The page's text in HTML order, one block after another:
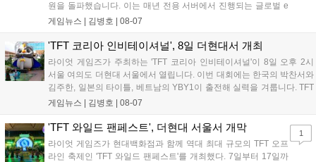
원을 돌파했습니다. 이는 매년 전용 서버에서 진행되는 글로벌 e
스포츠 대회 FWC의 영향이 큽니다. FWC는 이용자가 동일한 조
은 전년 대비 매출과 이용자 지표가 대폭 상승하는 성과를 냈습니
다. 오는 10월 필리핀 마닐라에서 총상금 11만 달러 규모의 제4회
FWC 그랜드 파이널이 개최될 예정이며, 위메이드커넥트는 이를
통해 커뮤니티 중심의 장기 성장 모델을 지속할 방침입니다....
게임뉴스 | 김병호 08-07
'TFT 코리아 인비테이셔널', 8일 더현대서 개최
라이엇 게임즈가 주최하는 'TFT 코리아 인비테이셔널'이 8일 오후 2시
서울 여의도 더현대 서울에서 열립니다. 이번 대회에는 한국의 박찬서와
김주한, 일본의 타이틀, 베트남의 YBY1이 출전해 실력을 겨룹니다. TFT
는 소속팀 없이 개인 자격으로 참가하는 독특한 대회 구조를 가지며, 누
17일까지 이어지는 이번 행사는 신규 세트 체험과 공연 등 다양한 즐길
거리를 제공하며, 이후 현대백화점 판교점에서도 행사가 이어질 예정입
니다. 연말에는 라스베이거스 오픈이 개최됩니다....
게임뉴스 | 김병호 08-07
'TFT 와일드 팬페스트', 더현대 서울서 개막
라이엇 게임즈가 현대백화점과 함께 역대 최대 규모의 TFT 오프
라인 축제인 'TFT 와일드 팬페스트'를 개최했다. 7일부터 17일까
1